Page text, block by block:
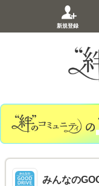
新規登録
みんなの